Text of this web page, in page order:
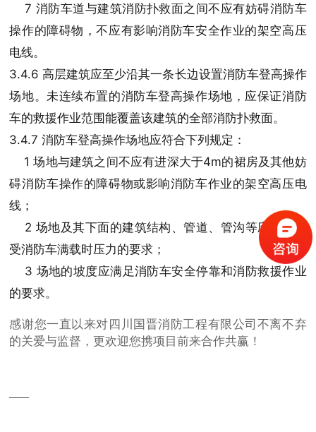
7 消防车道与建筑消防扑救面之间不应有妨碍消防车
操作的障碍物，不应有影响消防车安全作业的架空高压
电线。
3.4.6 高层建筑应至少沿其一条长边设置消防车登高操作
场地。未连续布置的消防车登高操作场地，应保证消防
车的救援作业范围能覆盖该建筑的全部消防扑救面。
3.4.7 消防车登高操作场地应符合下列规定：
1 场地与建筑之间不应有进深大于4m的裙房及其他妨
碍消防车操作的障碍物或影响消防车作业的架空高压电
线；
2 场地及其下面的建筑结构、管道、管沟等应满足承
受消防车满载时压力的要求；
3 场地的坡度应满足消防车安全停靠和消防救援作业
的要求。
感谢您一直以来对四川国晋消防工程有限公司不离不弃
的关爱与监督，更欢迎您携项目前来合作共赢！
——